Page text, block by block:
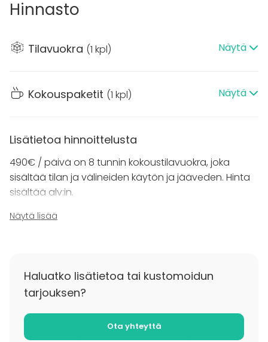
Kokoustilassa 55" korkearesoluutioinen näyttö,
tilauksesta. Tilan oletusmuoto on diplomaattipöytä
(max. 16 hlö), mutta toivomuksesta järjestyvät
(max. 20 hlö).
pienelle ryhmälle mainiosti. Kysy myös
mahdollisuudesta yöpymiseen Haltia Lake Lodgen
huoneissa tai glamping-teltoissa!
Hinnasto
Tilavuokra (1 kpl) Näytä
Kokouspaketit (1 kpl) Näytä
Lisätietoa hinnoittelusta
490€ / päivä on 8 tunnin kokoustilavuokra, joka
sisältää tilan ja välineiden käytön ja jääveden. Hinta
sisältää alv:in.
Kysy tarkempi tarjous juuri teidän tilaisuuteen!
Näytä lisää
Haluatko lisätietoa tai kustomoidun
tarjouksen?
Ota yhteyttä